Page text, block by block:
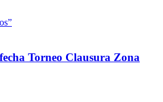
Torneo Clausura Zona